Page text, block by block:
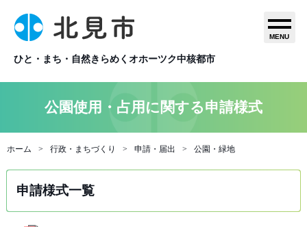
ひと・まち・自然きらめくオホーツク中核都市
MENU
公園使用・占用に関する申請様式
ホーム 行政・まちづくり 申請・届出 公園・緑地
申請様式一覧